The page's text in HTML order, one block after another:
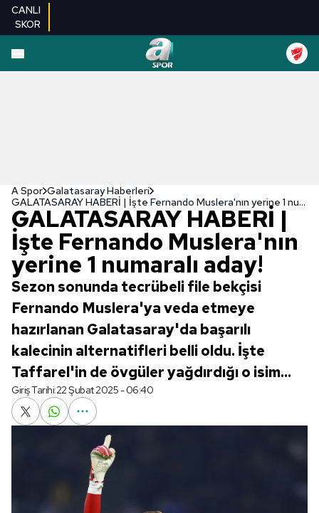
CANLI
SKOR
A Spor Galatasaray Haberleri
GALATASARAY HABERİ | İşte Fernando Muslera'nın yerine 1 numaralı aday!
GALATASARAY HABERİ |
İşte Fernando Muslera'nın
yerine 1 numaralı aday!
Sezon sonunda tecrübeli file bekçisi
Fernando Muslera'ya veda etmeye
hazırlanan Galatasaray'da başarılı
kalecinin alternatifleri belli oldu. İşte
Taffarel'in de övgüler yağdırdığı o isim...
Giriş Tarihi:22 Şubat 2025 - 06:40